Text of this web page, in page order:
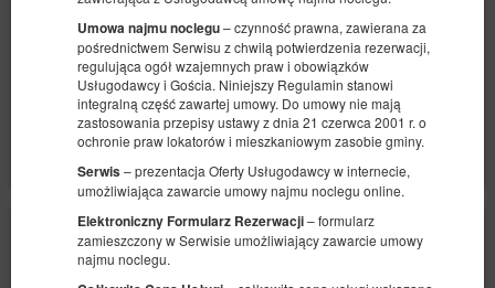
Umowa najmu noclegu– czynność prawna, zawierana za
pośrednictwem Serwisu z chwilą potwierdzenia rezerwacji,
regulująca ogół wzajemnych praw i obowiązków
Usługodawcy i Gościa. Niniejszy Regulamin stanowi
integralną część zawartej umowy. Do umowy nie mają
zastosowania przepisy ustawy z dnia 21 czerwca 2001 r. o
ochronie praw lokatorów i mieszkaniowym zasobie gminy.
Serwis – prezentacja Oferty Usługodawcy w internecie,
umożliwiająca zawarcie umowy najmu noclegu online.
Elektroniczny Formularz Rezerwacji– formularz
zamieszczony w Serwisie umożliwiający zawarcie umowy
najmu noclegu.
336,92 zł
2 osoby / 1 noc
Udostępnij Szczegóły Dostępność
Pokaż oferty